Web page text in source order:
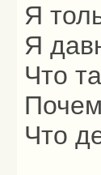
Я
Я
Что
Что